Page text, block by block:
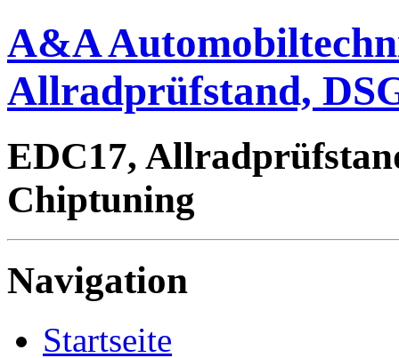
A&A
Allradprüfstand,
EDC17,
Chiptuning
Navigation
Startseite